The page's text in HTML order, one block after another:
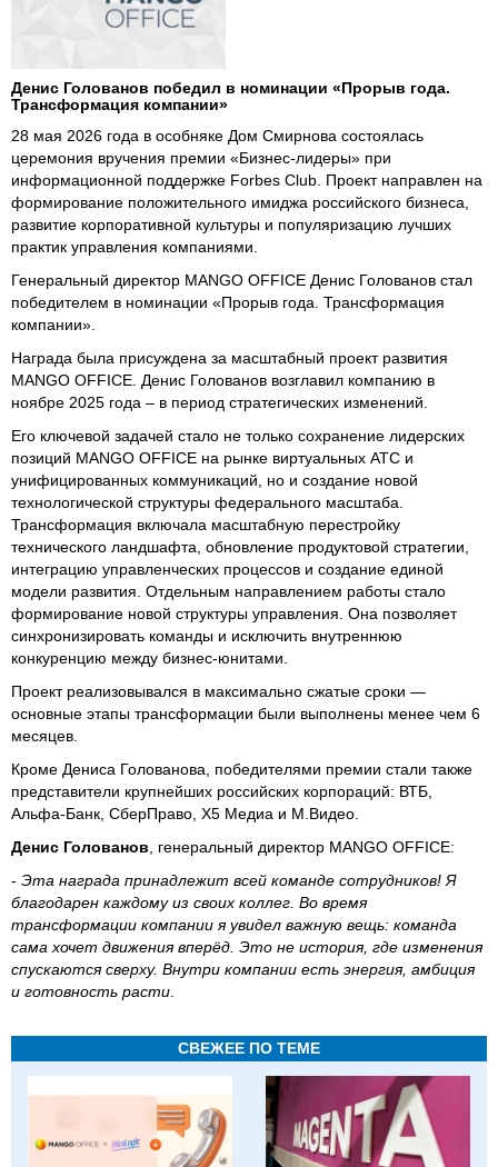
Денис Голованов победил в номинации «Прорыв года.
Трансформация компании»
28 мая 2026 года в особняке Дом Смирнова состоялась
церемония вручения премии «Бизнес-лидеры» при
информационной поддержке Forbes Club. Проект направлен на
формирование положительного имиджа российского бизнеса,
развитие корпоративной культуры и популяризацию лучших
практик управления компаниями.
Генеральный директор MANGO OFFICE Денис Голованов стал
победителем в номинации «Прорыв года. Трансформация
компании».
Награда была присуждена за масштабный проект развития
MANGO OFFICE. Денис Голованов возглавил компанию в
ноябре 2025 года – в период стратегических изменений.
Его ключевой задачей стало не только сохранение лидерских
позиций MANGO OFFICE на рынке виртуальных АТС и
унифицированных коммуникаций, но и создание новой
технологической структуры федерального масштаба.
Трансформация включала масштабную перестройку
технического ландшафта, обновление продуктовой стратегии,
интеграцию управленческих процессов и создание единой
модели развития. Отдельным направлением работы стало
формирование новой структуры управления. Она позволяет
синхронизировать команды и исключить внутреннюю
конкуренцию между бизнес-юнитами.
Проект реализовывался в максимально сжатые сроки —
основные этапы трансформации были выполнены менее чем 6
месяцев.
Кроме Дениса Голованова, победителями премии стали также
представители крупнейших российских корпораций: ВТБ,
Альфа-Банк, СберПраво, X5 Медиа и М.Видео.
Денис Голованов , генеральный директор MANGO OFFICE:
- Эта награда принадлежит всей команде сотрудников! Я
благодарен каждому из своих коллег. Во время
трансформации компании я увидел важную вещь: команда
сама хочет движения вперёд. Это не история, где изменения
спускаются сверху. Внутри компании есть энергия, амбиция
и готовность расти
СВЕЖЕЕ ПО ТЕМЕ